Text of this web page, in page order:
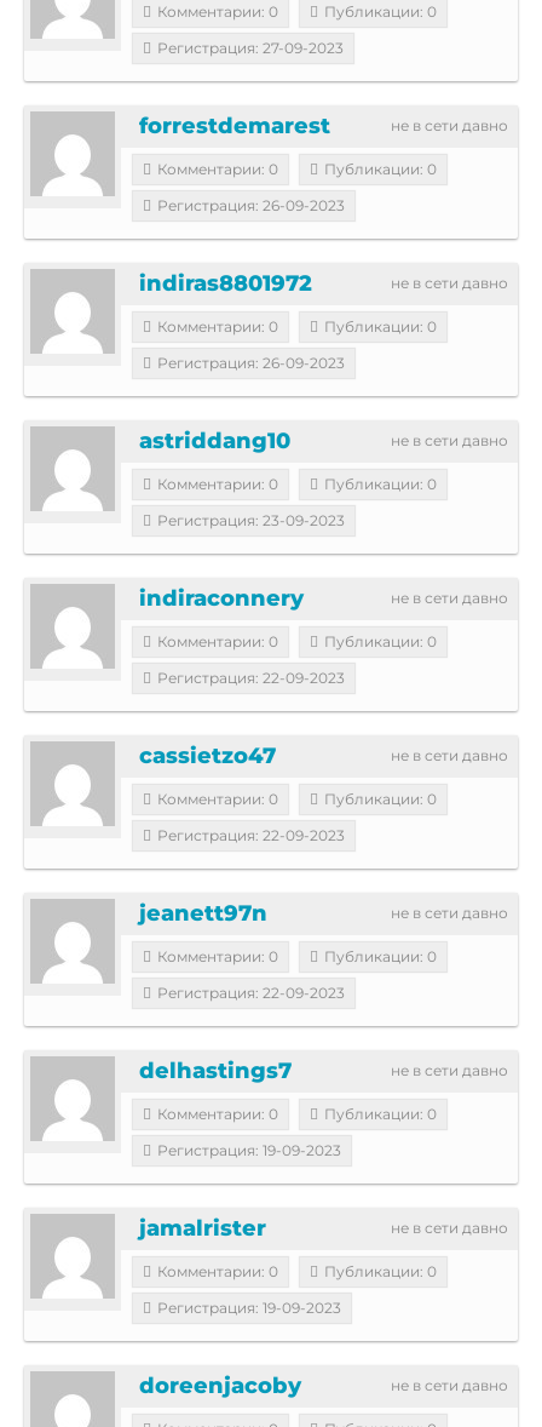
Комментарии: 0
Публикации: 0
Регистрация: 27-09-2023
не в сети давно
forrestdemarest
Комментарии: 0
Публикации: 0
Регистрация: 26-09-2023
не в сети давно
indiras8801972
Комментарии: 0
Публикации: 0
Регистрация: 26-09-2023
не в сети давно
astriddang10
Комментарии: 0
Публикации: 0
Регистрация: 23-09-2023
не в сети давно
indiraconnery
Комментарии: 0
Публикации: 0
Регистрация: 22-09-2023
не в сети давно
cassietzo47
Комментарии: 0
Публикации: 0
Регистрация: 22-09-2023
не в сети давно
jeanett97n
Комментарии: 0
Публикации: 0
Регистрация: 22-09-2023
не в сети давно
delhastings7
Комментарии: 0
Публикации: 0
Регистрация: 19-09-2023
не в сети давно
jamalrister
Комментарии: 0
Публикации: 0
Регистрация: 19-09-2023
не в сети давно
doreenjacoby